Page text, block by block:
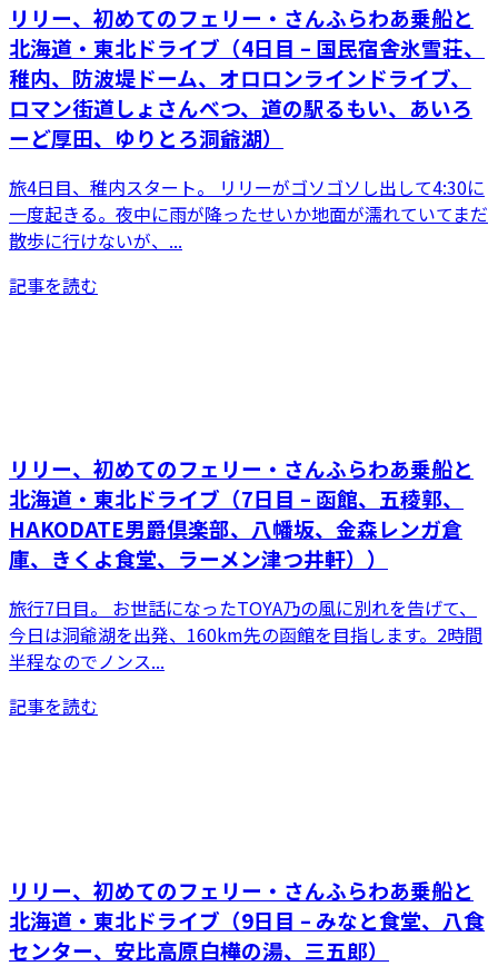
リリー、初めてのフェリー・さんふらわあ乗船と
北海道・東北ドライブ（4日目 – 国民宿舎氷雪荘、
稚内、防波堤ドーム、オロロンラインドライブ、
ロマン街道しょさんべつ、道の駅るもい、あいろ
ーど厚田、ゆりとろ洞爺湖）
旅4日目、稚内スタート。 リリーがゴソゴソし出して4:30に
一度起きる。夜中に雨が降ったせいか地面が濡れていてまだ
散歩に行けないが、...
記事を読む
リリー、初めてのフェリー・さんふらわあ乗船と
北海道・東北ドライブ（7日目 – 函館、五稜郭、
HAKODATE男爵倶楽部、八幡坂、金森レンガ倉
庫、きくよ食堂、ラーメン津つ井軒））
旅行7日目。 お世話になったTOYA乃の風に別れを告げて、
今日は洞爺湖を出発、160km先の函館を目指します。2時間
半程なのでノンス...
記事を読む
リリー、初めてのフェリー・さんふらわあ乗船と
北海道・東北ドライブ（9日目 – みなと食堂、八食
センター、安比高原白樺の湯、三五郎）